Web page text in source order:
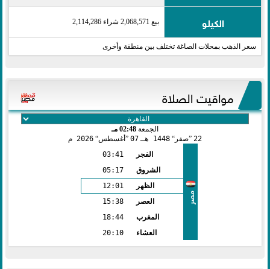
الكيلو بيع 2,068,571 شراء 2,114,286
سعر الذهب بمحلات الصاغة تختلف بين منطقة وأخرى
مواقيت الصلاة
الجمعة 02:48 مـ
22 صفر 1448 هـ 07 أغسطس 2026 م
مصر
الفجر
03:41
الشروق
05:17
الظهر
12:01
العصر
15:38
المغرب
18:44
العشاء
20:10